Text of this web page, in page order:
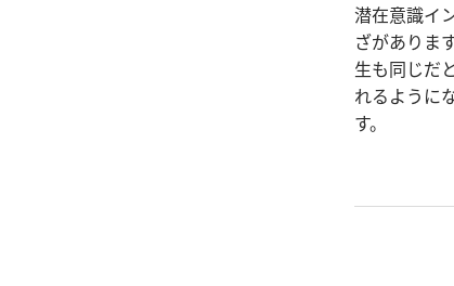
潜在意識イ
ざがありま
生も同じだ
れるように
す。